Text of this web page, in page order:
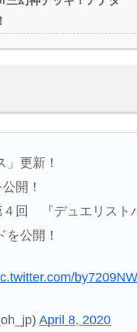
」更新！
開！
回 『デュエリスト
公開！
April 8, 2020